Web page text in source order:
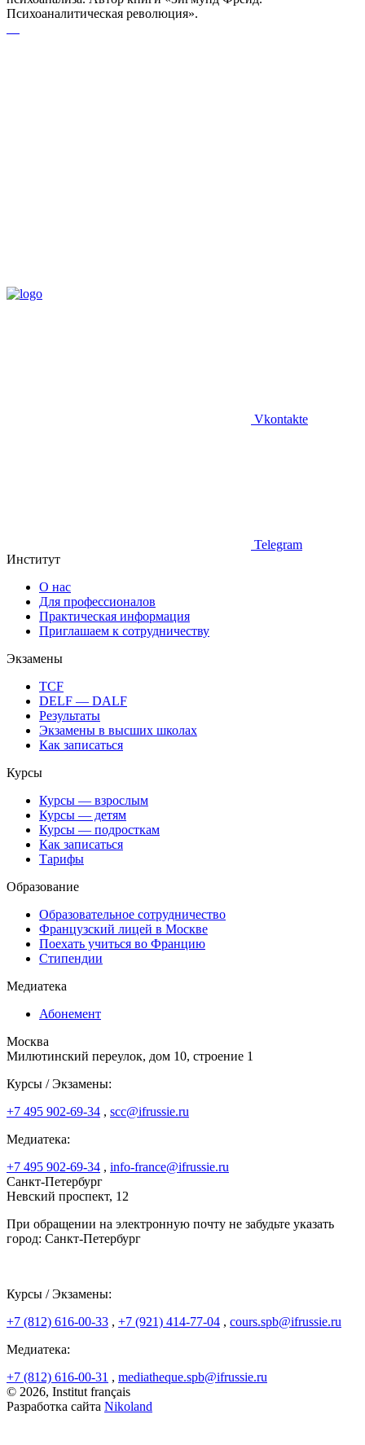
Психоаналитическая революция».
Vkontakte
Telegram
Институт
О нас
Для профессионалов
Практическая информация
Приглашаем к сотрудничеству
Экзамены
TCF
DELF — DALF
Результаты
Экзамены в высших школах
Как записаться
Курсы
Курсы — взрослым
Курсы — детям
Курсы — подросткам
Как записаться
Тарифы
Образование
Образовательное сотрудничество
Французский лицей в Москве
Поехать учиться во Францию
Стипендии
Медиатека
Абонемент
Москва
Милютинский переулок, дом 10, строение 1
Курсы / Экзамены:
+7 495 902-69-34 , scc@ifrussie.ru
Медиатека:
+7 495 902-69-34 , info-france@ifrussie.ru
Санкт-Петербург
Невский проспект, 12
При обращении на электронную почту не забудьте указать
город: Санкт-Петербург
Курсы / Экзамены:
+7 (812) 616-00-33 , +7 (921) 414-77-04 , cours.spb@ifrussie.ru
Медиатека:
+7 (812) 616-00-31 , mediatheque.spb@ifrussie.ru
© 2026, Institut français
Разработка сайта Nikoland